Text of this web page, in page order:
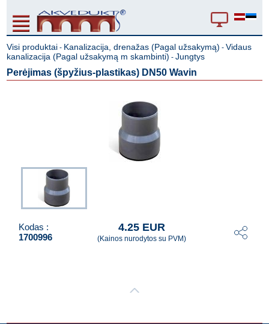
Visi produktai - Kanalizacija, drenažas (Pagal užsakymą) -Vidaus
kanalizacija (Pagal užsakymą m skambinti) -Jungtys
Perėjimas (špyžius-plastikas) DN50 Wavin
Kodas :
1700996
4.25 EUR
(Kainos nurodytos su PVM)